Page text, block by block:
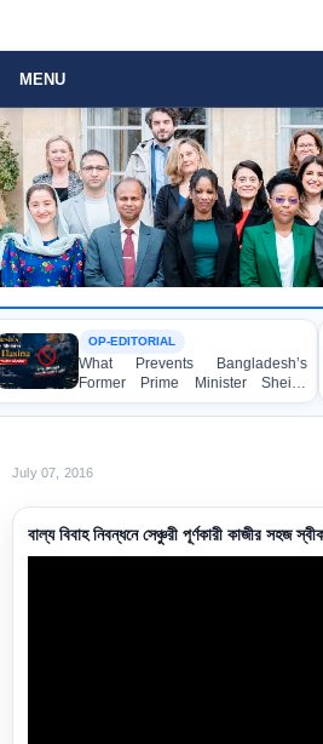
MENU
OP-EDITORIAL
What Prevents Bangladesh’s
Former Prime Minister Sheikh
Hasina from Speaking to the
Media?
July 07, 2016
বাল্য বিবাহ নিবন্ধনে সেঞ্চুরী পূর্ণকারী কাজীর সহজ